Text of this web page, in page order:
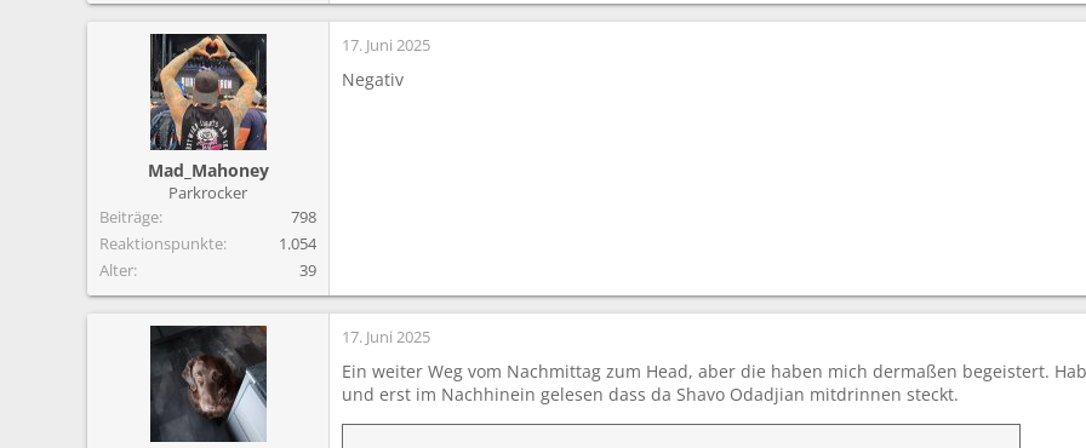
Mad_Mahoney
Parkrocker
Beiträge
798
Reaktionspunkte
1.054
Alter
39
17. Juni 2025
Negativ
17. Juni 2025
Ein weiter Weg vom Nachmittag zum Head, aber die haben mich dermaßen begeistert.
und erst im Nachhinein gelesen dass da Shavo Odadjian mitdrinnen steckt.